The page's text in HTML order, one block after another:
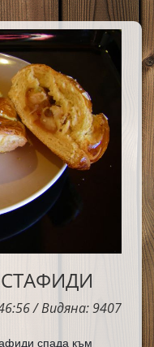
/ Видяна: 9407
спада към